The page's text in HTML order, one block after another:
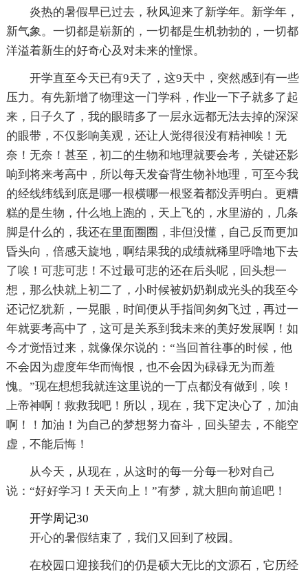
炎热的暑假早已过去，秋风迎来了新学年。新学年，
新气象。一切都是崭新的，一切都是生机勃勃的，一切都
洋溢着新生的好奇心及对未来的憧憬。
开学直至今天已有9天了，这9天中，突然感到有一些
压力。有先新增了物理这一门学科，作业一下子就多了起
来，日子久了，我的眼睛多了一层永远都无法去掉的深深
的眼带，不仅影响美观，还让人觉得很没有精神唉！无
奈！无奈！甚至，初二的生物和地理就要会考，关键还影
响到将来考高中，所以每天发奋背生物补地理，可至今我
的经线纬线到底是哪一根横哪一根竖着都没弄明白。更糟
糕的是生物，什么地上跑的，天上飞的，水里游的，几条
脚是什么的，我还在里面圈圈，非但没懂，自己反而更加
昏头向，倍感天旋地，啊结果我的成绩就稀里呼噜地下去
了唉！可悲可悲！不过最可悲的还在后头呢，回头想一
想，那么快就上初二了，小时候被奶奶剃成光头的我至今
还记忆犹新，一晃眼，时间便从手指间匆匆飞过，再过一
年就要考高中了，这可是关系到我未来的美好发展啊！如
今才觉悟过来，就像保尔说的：“当回首往事的时候，他
不会因为虚度年华而悔恨，也不会因为碌碌无为而羞
愧。”现在想想我就连这里说的一丁点都没有做到，唉！
上帝神啊！救救我吧！所以，现在，我下定决心了，加油
啊！！加油！为自己的梦想努力奋斗，回头望去，不能空
虚，不能后悔！
从今天，从现在，从这时的每一分每一秒对自己
说：“好好学习！天天向上！”有梦，就大胆向前追吧！
开学周记30
开心的暑假结束了，我们又回到了校园。
在校园口迎接我们的仍是硕大无比的文源石，它历经